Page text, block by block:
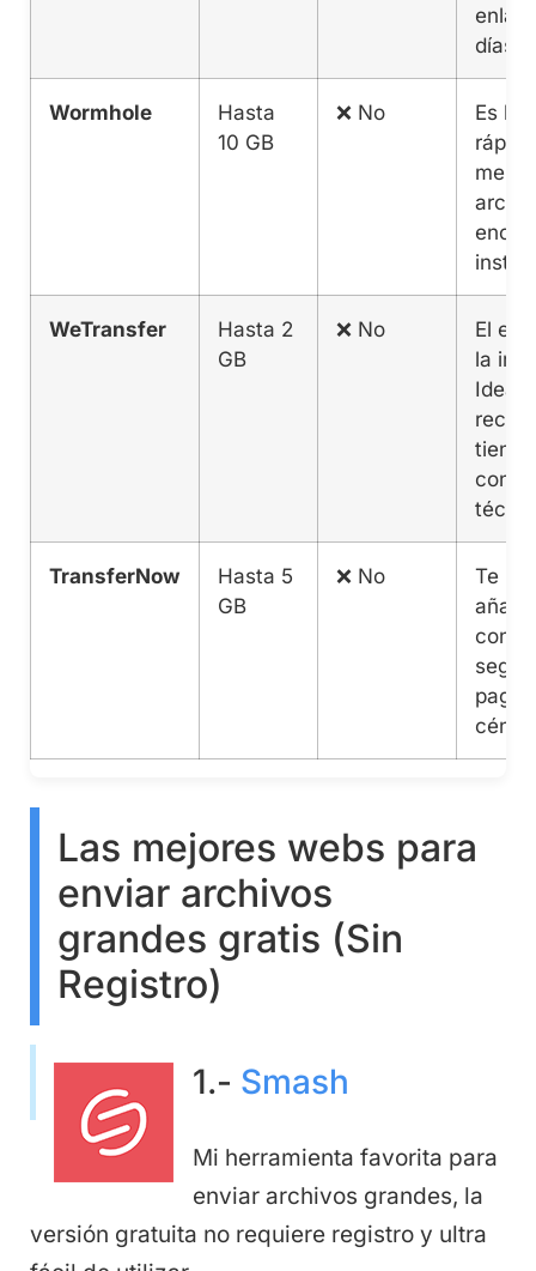
días.
Wormhole
Hasta
10 GB
❌ No
Es la
WeTransfer
Hasta 2
GB
❌ No
El
la
Ideal
tiene
TransferNow
Hasta 5
GB
❌ No
Te
pagar
Las mejores webs para
enviar archivos
grandes gratis (Sin
Registro)
1.- Smash
Mi herramienta favorita para
enviar archivos grandes, la
versión gratuita no requiere registro y ultra